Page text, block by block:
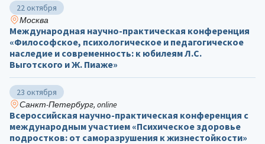
22 октября
Москва
Международная научно-практическая конференция
«Философское, психологическое и педагогическое
наследие и современность: к юбилеям Л.С.
Выготского и Ж. Пиаже»
23 октября
Санкт-Петербург, online
Всероссийская научно-практическая конференция с
международным участием «Психическое здоровье
подростков: от саморазрушения к жизнестойкости»